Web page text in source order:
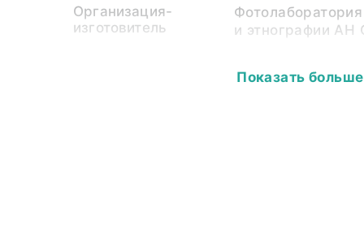
Организация-
изготовитель
и этнографии АН
и этнографии АН
Показать больше